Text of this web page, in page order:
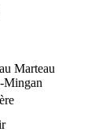
Marteau
Mingan